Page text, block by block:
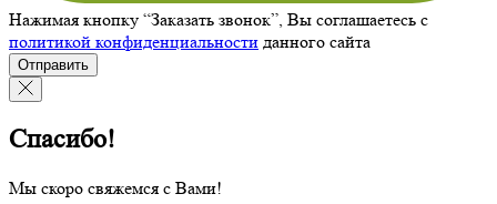
Нажимая кнопку “Заказать звонок”, Вы соглашаетесь с
политикой конфиденциальности данного сайта
Отправить
Спасибо!
Мы скоро свяжемся с Вами!